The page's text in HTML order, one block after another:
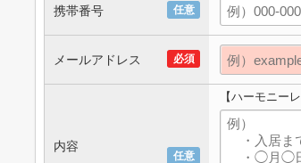
任意
携帯番号
必須
メールアドレス
任意
内容
【ハーモニー